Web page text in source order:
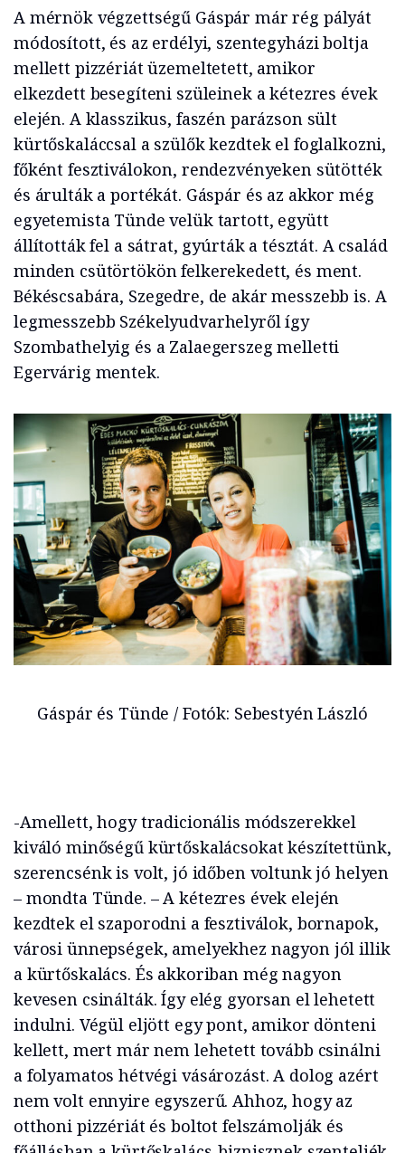
A mérnök végzettségű Gáspár már rég pályát
módosított, és az erdélyi, szentegyházi boltja
mellett pizzériát üzemeltetett, amikor
elkezdett besegíteni szüleinek a kétezres évek
elején. A klasszikus, faszén parázson sült
kürtőskaláccsal a szülők kezdtek el foglalkozni,
főként fesztiválokon, rendezvényeken sütötték
és árulták a portékát. Gáspár és az akkor még
egyetemista Tünde velük tartott, együtt
állították fel a sátrat, gyúrták a tésztát. A család
minden csütörtökön felkerekedett, és ment.
Békéscsabára, Szegedre, de akár messzebb is. A
legmesszebb Székelyudvarhelyről így
Szombathelyig és a Zalaegerszeg melletti
Egervárig mentek.
Gáspár és Tünde / Fotók: Sebestyén László
-Amellett, hogy tradicionális módszerekkel
kiváló minőségű kürtőskalácsokat készítettünk,
szerencsénk is volt, jó időben voltunk jó helyen
– mondta Tünde. – A kétezres évek elején
kezdtek el szaporodni a fesztiválok, bornapok,
városi ünnepségek, amelyekhez nagyon jól illik
a kürtőskalács. És akkoriban még nagyon
kevesen csinálták. Így elég gyorsan el lehetett
indulni. Végül eljött egy pont, amikor dönteni
kellett, mert már nem lehetett tovább csinálni
a folyamatos hétvégi vásározást. A dolog azért
nem volt ennyire egyszerű. Ahhoz, hogy az
otthoni pizzériát és boltot felszámolják és